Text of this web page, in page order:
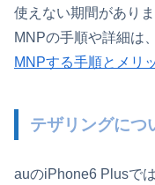
使えない期間がありま
MNPの手順や詳細は
MNPする手順とメリ
テザリングにつ
auのiPhone6 Plusでは